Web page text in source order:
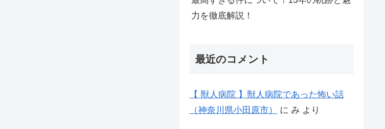
力を徹底解説！
最近のコメント
【 獣人病院 】獣人病院であった怖い話
（神奈川県小田原市）
に み より